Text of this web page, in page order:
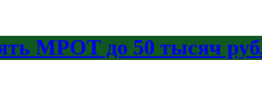
МРОТ до 50 тысяч